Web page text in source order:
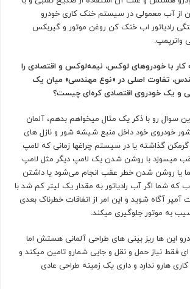
از آب معمولی در سیستم خنک کاری خودرو
رادیاتور اب خنک کن روغن موتور و گیربکس
واترپمپ.
کار با خودروهای لوکس، نیمه‌لوکس و اقتصادی را
تفاوت اصلی در «نوع مهندسی» میان یک
و یک خودروی اقتصادی کره‌ای چیست؟
سوال رو با ذکر یک مثال میخواهم بدهم، آلمان
خودروی خود داخل منبع شیشه شور و نازل های
گذاشته یا در سیستم چراغها زمانی که لامپ
میسوزد با روشن شدن یک لامپ دیگر مثل لامپ
یا روشن شدن خطر عقب انجام می‌شود یا داشتن
شما اگر آب رادیاتور به مقدار یک لیتر کم شد با
آگاه شوید و این امر از اتفاقات خطرناک بعدی
به موتور جلوگیری میکند.
این ها ریز بینی های طراحی آلمانی هستش اما
فقط نیاز حمل و نقل و جایی شمارو تامین میکند و
هارو ندارد و داری یک زمینه طراحی عادی